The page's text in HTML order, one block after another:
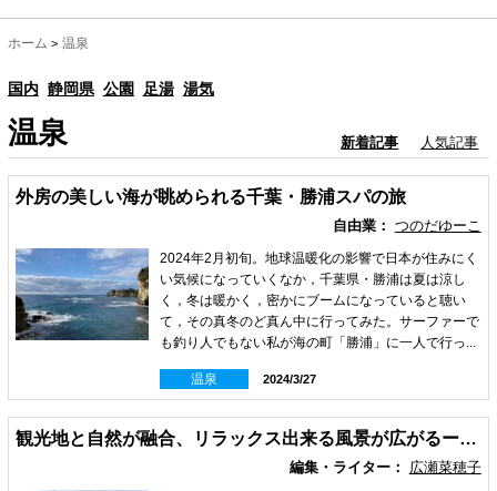
ホーム > 温泉
国内 静岡県 公園 足湯 湯気
温泉 人気記事
新着記事
外房の美しい海が眺められる千葉・勝浦スパの旅
自由業： つのだゆーこ
2024年2月初旬。地球温暖化の影響で日本が住みにく
い気候になっていくなか，千葉県・勝浦は夏は涼し
く，冬は暖かく，密かにブームになっていると聴い
て，その真冬のど真ん中に行ってみた。サーファーで
も釣り人でもない私が海の町「勝浦」に一人で行っ...
温泉 2024/3/27
観光地と自然が融合、リラックス出来る風景が広がるー長野
編集・ライター： 広瀬菜穂子